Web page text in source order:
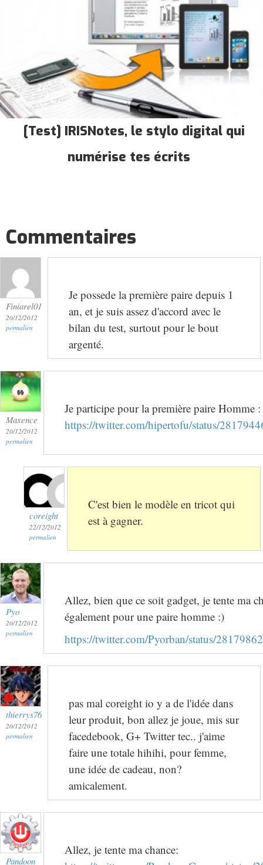
[Test] IRISNotes, le stylo digital qui
numérise tes écrits
Commentaires
Finiarel01
20/12/2012
permalien
Je possede la première paire depuis 1
an, et je suis assez d'accord avec le
bilan du test, surtout pour le bout
argenté.
Maxence
20/12/2012
permalien
Je participe pour la première paire Homme :
https://twitter.com/hipertofu/status/
coreight
22/12/2012
permalien
C'est bien le modèle en tricot qui
est à gagner.
Pyo
20/12/2012
permalien
Allez, bien que ce soit gadget, je tente ma
également pour une paire homme :)
https://twitter.com/Pyorban/status/
thierrys76
20/12/2012
permalien
pas mal coreight io y a de l'idée dans
leur produit, bon allez je joue, mis sur
facedebook, G+ Twitter tec.. j'aime
faire une totale hihihi, pour femme,
une idée de cadeau, non?
amicalement.
Pandoon
Allez, je tente ma chance: